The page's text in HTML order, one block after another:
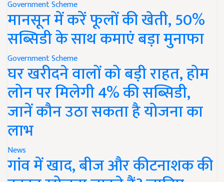
Government Scheme
मानसून में करें फूलों की खेती, 50%
सब्सिडी के साथ कमाएं बड़ा मुनाफा
Government Scheme
घर खरीदने वालों को बड़ी राहत, होम
लोन पर मिलेगी 4% की सब्सिडी,
जानें कौन उठा सकता है योजना का
लाभ
News
गांव में खाद, बीज और कीटनाशक की